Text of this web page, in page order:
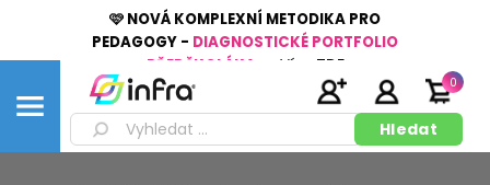
🩷 NOVÁ KOMPLEXNÍ METODIKA PRO
PEDAGOGY - DIAGNOSTICKÉ PORTFOLIO
PŘEDŠKOLÁKA
Více ZDE
0